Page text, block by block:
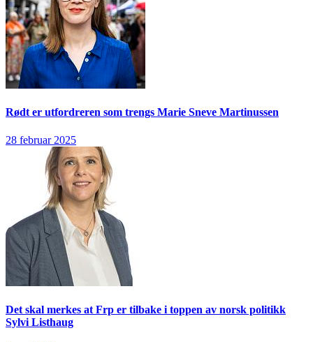
Rødt er utfordreren som trengs Marie Sneve Martinussen
28 februar 2025
Det skal merkes at Frp er tilbake i toppen av norsk politikk
Sylvi Listhaug